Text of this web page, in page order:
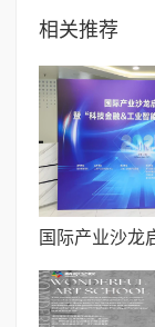
相关推荐